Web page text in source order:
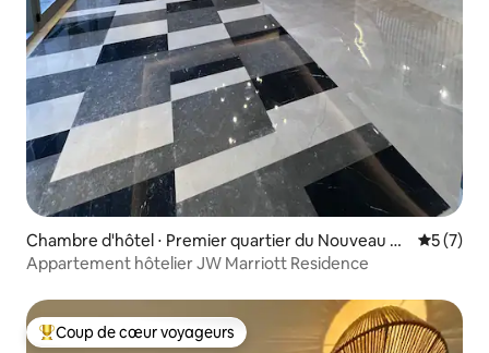
Chambre d'hôtel ⋅ Premier quartier du Nouveau C
aire
5 (7)
Appartement hôtelier JW Marriott Residence
Coups de cœur voyageurs les plus appréciés
Coup de cœur voyageurs